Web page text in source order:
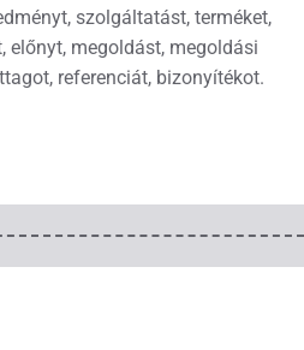
szolgáltatást, terméket,
előnyt, megoldást, megoldási
referenciát, bizonyítékot.